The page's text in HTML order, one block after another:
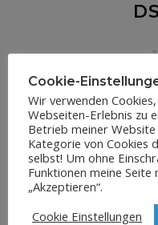
Cookie-
Wir verwenden
Webseiten-Erlebnis zu
Betrieb meiner
Kategorie von Cookies
selbst! Um ohne
Funktionen meine Seite
„Akzeptieren“.
Cookie Einstellungen